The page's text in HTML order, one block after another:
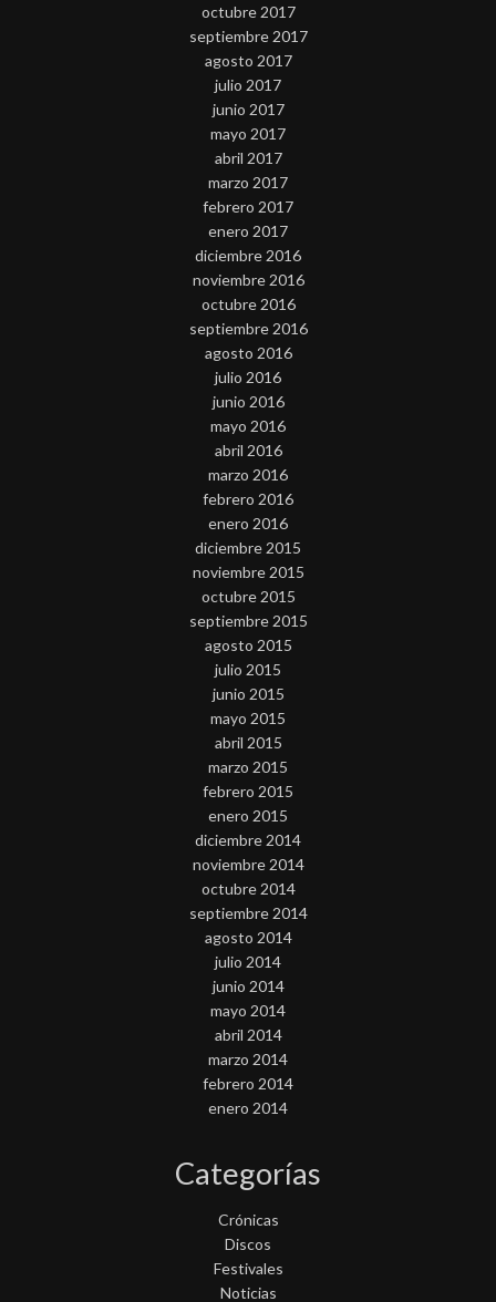
octubre 2017
septiembre 2017
agosto 2017
julio 2017
junio 2017
mayo 2017
abril 2017
marzo 2017
febrero 2017
enero 2017
diciembre 2016
noviembre 2016
octubre 2016
septiembre 2016
agosto 2016
julio 2016
junio 2016
mayo 2016
abril 2016
marzo 2016
febrero 2016
enero 2016
diciembre 2015
noviembre 2015
octubre 2015
septiembre 2015
agosto 2015
julio 2015
junio 2015
mayo 2015
abril 2015
marzo 2015
febrero 2015
enero 2015
diciembre 2014
noviembre 2014
octubre 2014
septiembre 2014
agosto 2014
julio 2014
junio 2014
mayo 2014
abril 2014
marzo 2014
febrero 2014
enero 2014
Categorías
Crónicas
Discos
Festivales
Noticias